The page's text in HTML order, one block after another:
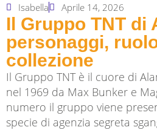
Isabella Aprile 14, 2026
Il Gruppo TNT di
personaggi,
collezione
Il Gruppo TNT è il cuore di
nel 1969 da Max Bunker e
numero il gruppo viene
specie di agenzia segreta